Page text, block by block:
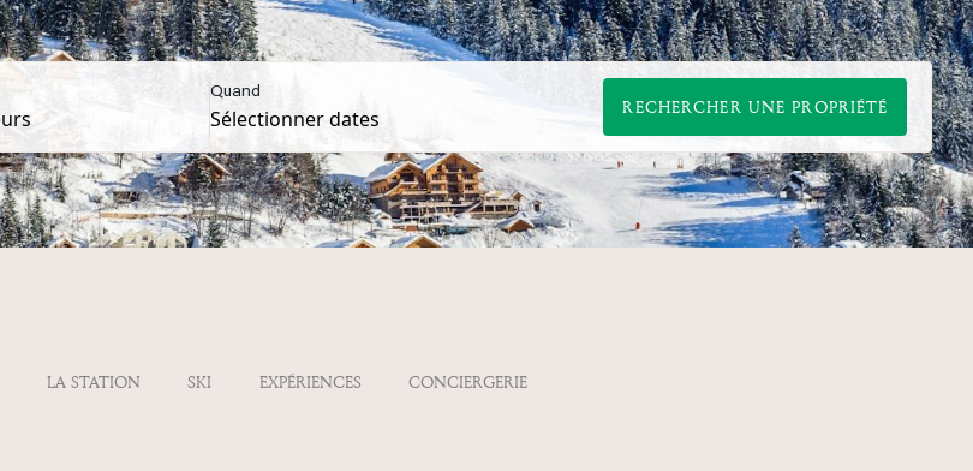
Quand
RECHERCHER UNE PROPRIÉTÉ
LA STATION SKI EXPÉRIENCES CONCIERGERIE